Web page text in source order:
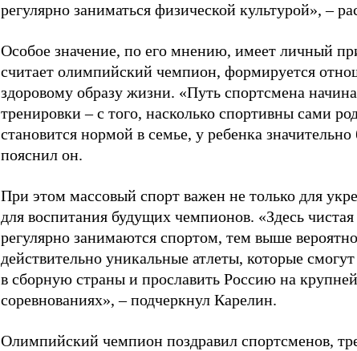
регулярно заниматься физической культурой», –
Особое значение, по его мнению, имеет личный
считает олимпийский чемпион, формируется
здоровому образу жизни. «Путь спортсмена
тренировки – с того, насколько спортивны сами
становится нормой в семье, у ребенка
пояснил он.
При этом массовый спорт важен не только для
для воспитания будущих чемпионов. «Здесь
регулярно занимаются спортом, тем выше
действительно уникальные атлеты, которые
в сборную страны и прославить Россию на
соревнованиях», – подчеркнул Карелин.
Олимпийский чемпион поздравил спортсменов,